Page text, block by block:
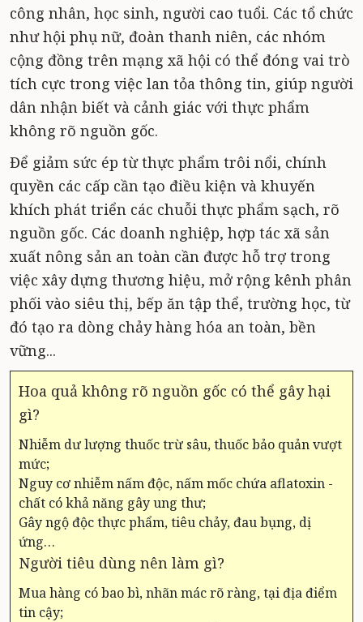
công nhân, học sinh, người cao tuổi. Các tổ chức
như hội phụ nữ, đoàn thanh niên, các nhóm
cộng đồng trên mạng xã hội có thể đóng vai trò
tích cực trong việc lan tỏa thông tin, giúp người
dân nhận biết và cảnh giác với thực phẩm
không rõ nguồn gốc.
Để giảm sức ép từ thực phẩm trôi nổi, chính
quyền các cấp cần tạo điều kiện và khuyến
khích phát triển các chuỗi thực phẩm sạch, rõ
nguồn gốc. Các doanh nghiệp, hợp tác xã sản
xuất nông sản an toàn cần được hỗ trợ trong
việc xây dựng thương hiệu, mở rộng kênh phân
phối vào siêu thị, bếp ăn tập thể, trường học, từ
đó tạo ra dòng chảy hàng hóa an toàn, bền
vững...
Hoa quả không rõ nguồn gốc có thể gây hại
gì?
Nhiễm dư lượng thuốc trừ sâu, thuốc bảo quản vượt
mức;
Nguy cơ nhiễm nấm độc, nấm mốc chứa aflatoxin -
chất có khả năng gây ung thư;
Gây ngộ độc thực phẩm, tiêu chảy, đau bụng, dị
ứng…
Người tiêu dùng nên làm gì?
Mua hàng có bao bì, nhãn mác rõ ràng, tại địa điểm
tin cậy;